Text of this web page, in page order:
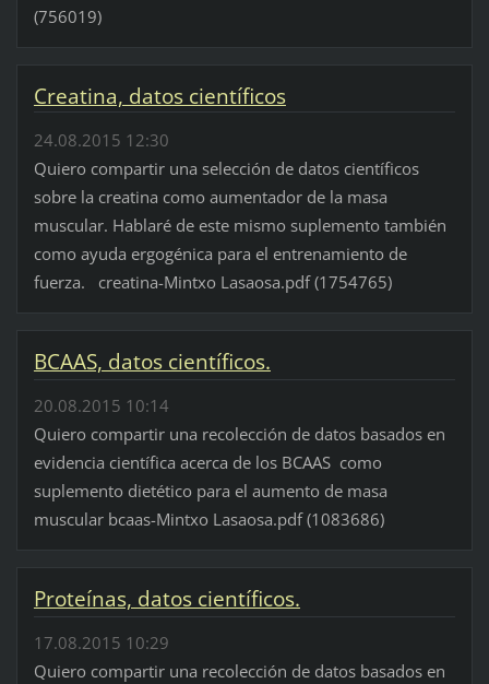
(756019)
Creatina, datos científicos
24.08.2015 12:30
Quiero compartir una selección de datos científicos
sobre la creatina como aumentador de la masa
muscular. Hablaré de este mismo suplemento también
como ayuda ergogénica para el entrenamiento de
fuerza. creatina-Mintxo Lasaosa.pdf (1754765)
BCAAS, datos científicos.
20.08.2015 10:14
Quiero compartir una recolección de datos basados en
evidencia científica acerca de los BCAAS como
suplemento dietético para el aumento de masa
muscular bcaas-Mintxo Lasaosa.pdf (1083686)
Proteínas, datos científicos.
17.08.2015 10:29
Quiero compartir una recolección de datos basados en